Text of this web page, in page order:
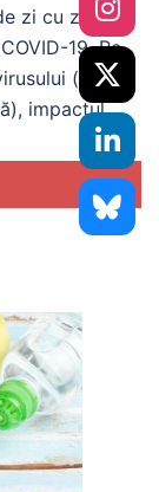
zi cu zi s/a
19. Pe
(prin
impactul